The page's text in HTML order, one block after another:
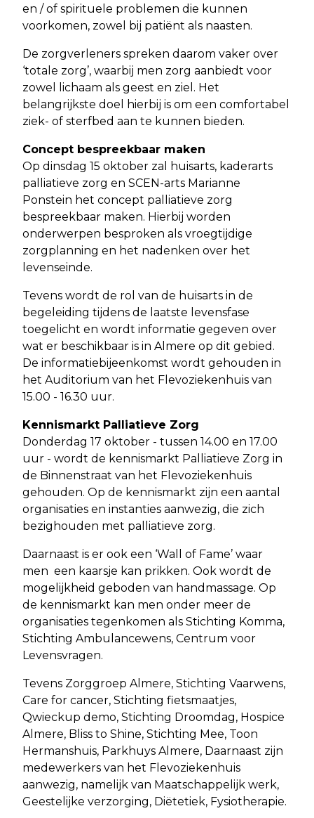
en / of spirituele problemen die kunnen
voorkomen, zowel bij patiënt als naasten.
De zorgverleners spreken daarom vaker over
‘totale zorg’, waarbij men zorg aanbiedt voor
zowel lichaam als geest en ziel. Het
belangrijkste doel hierbij is om een comfortabel
ziek- of sterfbed aan te kunnen bieden.
Concept bespreekbaar maken
Op dinsdag 15 oktober zal huisarts, kaderarts
palliatieve zorg en SCEN-arts Marianne
Ponstein het concept palliatieve zorg
bespreekbaar maken. Hierbij worden
onderwerpen besproken als vroegtijdige
zorgplanning en het nadenken over het
levenseinde.
Tevens wordt de rol van de huisarts in de
begeleiding tijdens de laatste levensfase
toegelicht en wordt informatie gegeven over
wat er beschikbaar is in Almere op dit gebied.
De informatiebijeenkomst wordt gehouden in
het Auditorium van het Flevoziekenhuis van
15.00 - 16.30 uur.
Kennismarkt Palliatieve Zorg
Donderdag 17 oktober - tussen 14.00 en 17.00
uur - wordt de kennismarkt Palliatieve Zorg in
de Binnenstraat van het Flevoziekenhuis
gehouden. Op de kennismarkt zijn een aantal
organisaties en instanties aanwezig, die zich
bezighouden met palliatieve zorg.
Daarnaast is er ook een ‘Wall of Fame’ waar
men een kaarsje kan prikken. Ook wordt de
mogelijkheid geboden van handmassage. Op
de kennismarkt kan men onder meer de
organisaties tegenkomen als Stichting Komma,
Stichting Ambulancewens, Centrum voor
Levensvragen.
Tevens Zorggroep Almere, Stichting Vaarwens,
Care for cancer, Stichting fietsmaatjes,
Qwieckup demo, Stichting Droomdag, Hospice
Almere, Bliss to Shine, Stichting Mee, Toon
Hermanshuis, Parkhuys Almere, Daarnaast zijn
medewerkers van het Flevoziekenhuis
aanwezig, namelijk van Maatschappelijk werk,
Geestelijke verzorging, Diëtetiek, Fysiotherapie.